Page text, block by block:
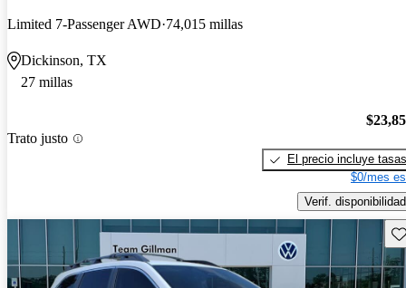
Limited 7-Passenger AWD 74,015 millas
Dickinson, TX
27 millas
Trato justo
El precio incluye tasas
$0/mes
Verif. disponibilidad